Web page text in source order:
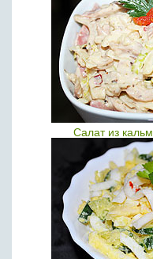
Салат из